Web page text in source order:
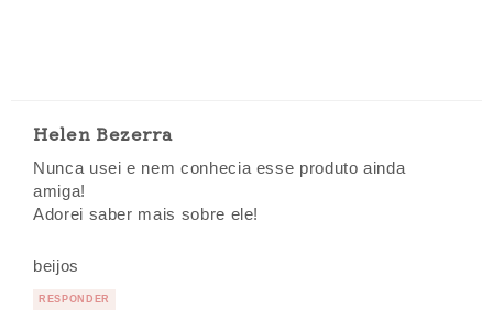
Helen Bezerra
Nunca usei e nem conhecia esse produto ainda
amiga!
Adorei saber mais sobre ele!
beijos
RESPONDER